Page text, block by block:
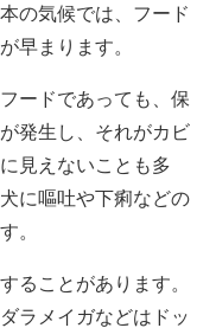
の気候では、フード
早まります。
ードであっても、保
発生し、それがカビ
見えないことも多
に嘔吐や下痢などの
。
ることがあります。
ラメイガなどはドッ